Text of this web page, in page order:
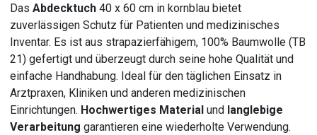
DasAbdecktuch 40 x 60 cm in kornblau bietet
zuverlässigen Schutz für Patienten und medizinisches
Inventar. Es ist aus strapazierfähigem, 100% Baumwolle (TB
21) gefertigt und überzeugt durch seine hohe Qualität und
einfache Handhabung. Ideal für den täglichen Einsatz in
Arztpraxen, Kliniken und anderen medizinischen
Einrichtungen. Hochwertiges Material und langlebige
Verarbeitung garantieren eine wiederholte Verwendung.